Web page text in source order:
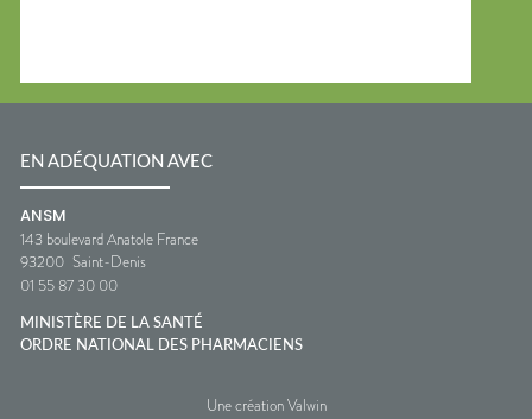
EN ADÉQUATION AVEC
ANSM
143 boulevard Anatole France
93200 Saint-Denis
01 55 87 30 00
MINISTÈRE DE LA SANTÉ
ORDRE NATIONAL DES PHARMACIENS
Une création Valwin